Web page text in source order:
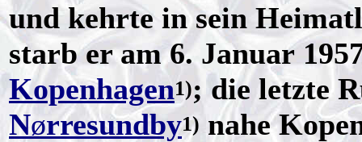
und kehrte in sein
starb er am 6. Januar
Kopenhagen1); die letzte
Nørresundby1) nahe